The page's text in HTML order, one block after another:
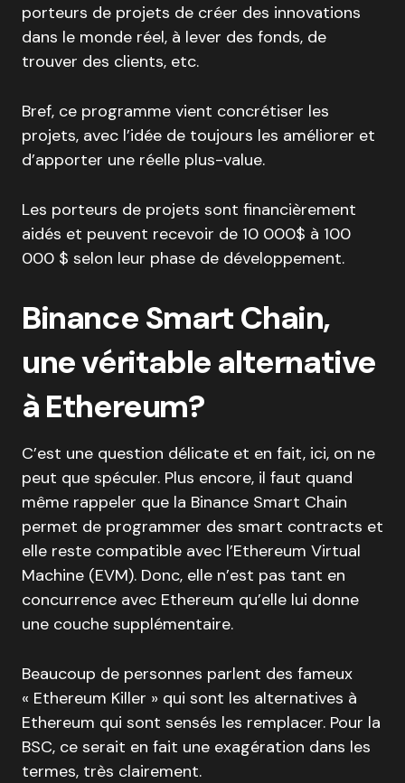
porteurs de projets de créer des innovations
dans le monde réel, à lever des fonds, de
trouver des clients, etc.
Bref, ce programme vient concrétiser les
projets, avec l’idée de toujours les améliorer et
d’apporter une réelle plus-value.
Les porteurs de projets sont financièrement
aidés et peuvent recevoir de 10 000$ à 100
000 $ selon leur phase de développement.
Binance Smart Chain,
une véritable alternative
à Ethereum?
C’est une question délicate et en fait, ici, on ne
peut que spéculer. Plus encore, il faut quand
même rappeler que la Binance Smart Chain
permet de programmer des smart contracts et
elle reste compatible avec l’Ethereum Virtual
Machine (EVM). Donc, elle n’est pas tant en
concurrence avec Ethereum qu’elle lui donne
une couche supplémentaire.
Beaucoup de personnes parlent des fameux
« Ethereum Killer » qui sont les alternatives à
Ethereum qui sont sensés les remplacer. Pour la
BSC, ce serait en fait une exagération dans les
termes, très clairement.